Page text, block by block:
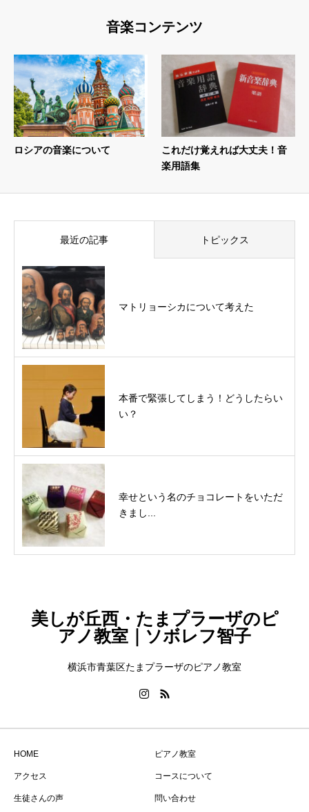
音楽コンテンツ
ロシアの音楽について
これだけ覚えれば大丈夫！音
楽用語集
最近の記事 トピックス
マトリョーシカについて考えた
本番で緊張してしまう！どうしたらい
い？
幸せという名のチョコレートをいただ
きまし...
美しが丘西・たまプラーザのピ
アノ教室｜ソボレフ智子
横浜市青葉区たまプラーザのピアノ教室
HOME ピアノ教室
アクセス コースについて
生徒さんの声 問い合わせ